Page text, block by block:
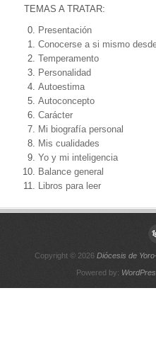
TEMAS A TRATAR:
Presentación
Conocerse a si mismo
Temperamento
Personalidad
Autoestima
Autoconcepto
Carácter
Mi biografía personal
Mis cualidades
Yo y mi inteligencia
Balance general
Libros para leer
Copyright © 2026 Diócesis de
Powered by: